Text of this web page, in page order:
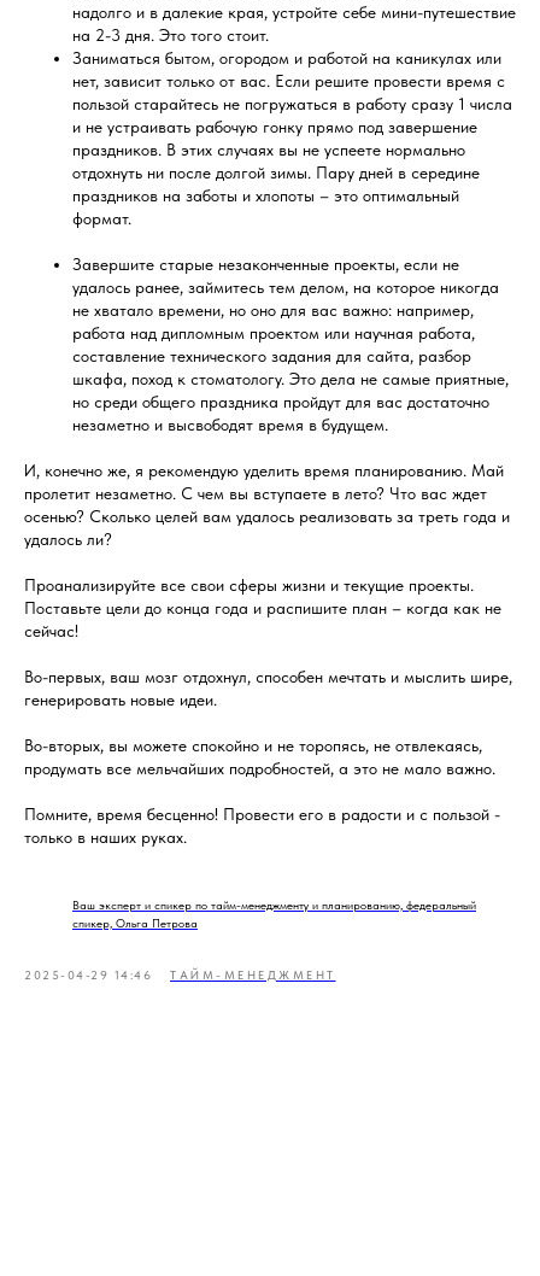
надолго и в далекие края, устройте себе мини-путешествие
на 2-3 дня. Это того стоит.
Заниматься бытом, огородом и работой на каникулах или
нет, зависит только от вас. Если решите провести время с
пользой старайтесь не погружаться в работу сразу 1 числа
и не устраивать рабочую гонку прямо под завершение
праздников. В этих случаях вы не успеете нормально
отдохнуть ни после долгой зимы. Пару дней в середине
праздников на заботы и хлопоты – это оптимальный
формат.
Завершите старые незаконченные проекты, если не
удалось ранее, займитесь тем делом, на которое никогда
не хватало времени, но оно для вас важно: например,
работа над дипломным проектом или научная работа,
составление технического задания для сайта, разбор
шкафа, поход к стоматологу. Это дела не самые приятные,
но среди общего праздника пройдут для вас достаточно
незаметно и высвободят время в будущем.
И, конечно же, я рекомендую уделить время планированию. Май
пролетит незаметно. С чем вы вступаете в лето? Что вас ждет
осенью? Сколько целей вам удалось реализовать за треть года и
удалось ли?
Проанализируйте все свои сферы жизни и текущие проекты.
Поставьте цели до конца года и распишите план – когда как не
сейчас!
Во-первых, ваш мозг отдохнул, способен мечтать и мыслить шире,
генерировать новые идеи.
Во-вторых, вы можете спокойно и не торопясь, не отвлекаясь,
продумать все мельчайших подробностей, а это не мало важно.
Помните, время бесценно! Провести его в радости и с пользой -
только в наших руках.
Ваш эксперт и спикер по тайм-менеджменту и планированию, федеральный
спикер, Ольга Петрова
2025-04-29 14:46 ТАЙМ-МЕНЕДЖМЕНТ